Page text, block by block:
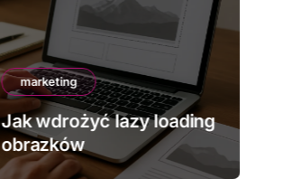
marketing
Jak wdrożyć lazy loading
obrazków